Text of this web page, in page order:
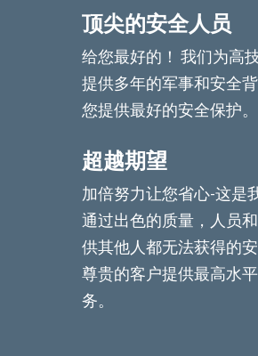
顶尖的安全人员
给您最好的！ 我们为高
提供多年的军事和安全
您提供最好的安全保护。
超越期望
加倍努力让您省心-这是
通过出色的质量，人员
供其他人都无法获得的
尊贵的客户提供最高水
务。